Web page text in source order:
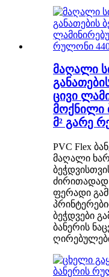
მაღალი
ცივი
მოქნილი
მ² გარე
PVC Flex
მაღალი
ძირითადად
ფერადი
ბეჭდვები
ბანერის